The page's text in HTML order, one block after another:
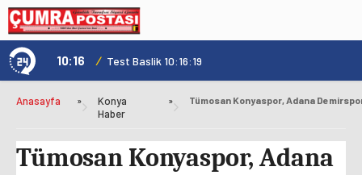
10:16 / Test Baslik 10:16:19
Anasayfa »
Konya
Haber
»
Tümosan Konyaspor, Adana